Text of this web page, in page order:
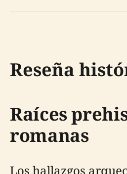
Reseña
Raíces
romanas
Los hallazgos